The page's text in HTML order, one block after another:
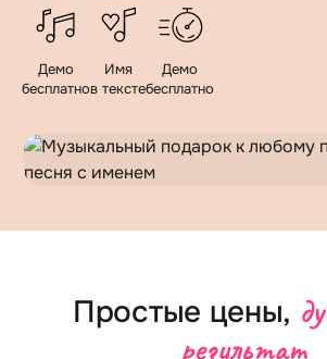
Демо
бесплатно
Имя
в тексте
Демо
бесплатно
Простые цены,
результат